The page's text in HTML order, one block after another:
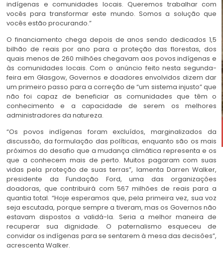
indígenas e comunidades locais. Queremos trabalhar com
vocês para transformar este mundo. Somos a solução que
vocês estão procurando.”
O financiamento chega depois de anos sendo dedicados 1,5
bilhão de reais por ano para a proteção das florestas, dos
quais menos de 260 milhões chegavam aos povos indígenas e
às comunidades locais. Com o anúncio feito nesta segunda-
feira em Glasgow, Governos e doadores envolvidos dizem dar
um primeiro passo para a correção de “um sistema injusto” que
não foi capaz de beneficiar as comunidades que têm o
conhecimento e a capacidade de serem os melhores
administradores da natureza.
“Os povos indígenas foram excluídos, marginalizados da
discussão, da formulação das políticas, enquanto são os mais
próximos do desafio que a mudança climática representa e os
que a conhecem mais de perto. Muitos pagaram com suas
vidas pela proteção de suas terras”, lamenta Darren Walker,
presidente da Fundação Ford, uma das organizações
doadoras, que contribuirá com 567 milhões de reais para a
quantia total. “Hoje esperamos que, pela primeira vez, sua voz
seja escutada, porque sempre a tiveram, mas os Governos não
estavam dispostos a validá-la. Seria a melhor maneira de
recuperar sua dignidade. O paternalismo esqueceu de
convidar os indígenas para se sentarem à mesa das decisões”,
acrescenta Walker.